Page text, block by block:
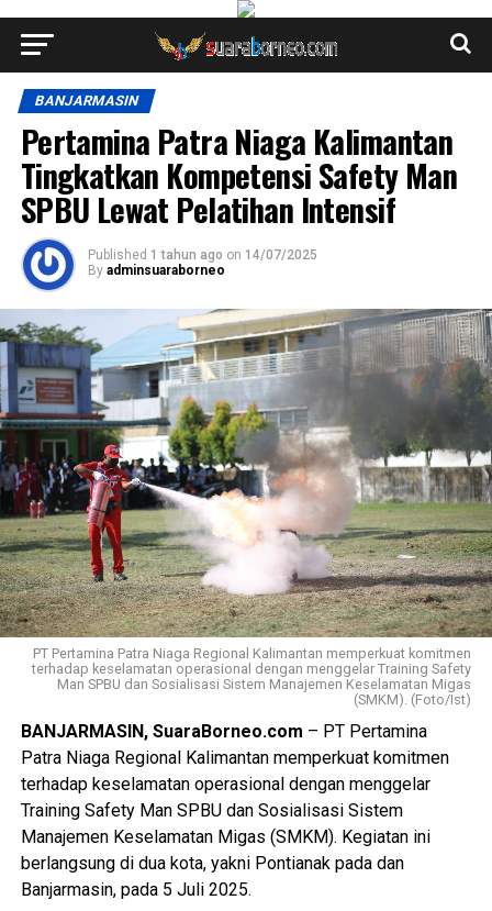
BANJARMASIN
Pertamina Patra Niaga Kalimantan
Tingkatkan Kompetensi Safety Man
SPBU Lewat Pelatihan Intensif
Published 1 tahun ago on 14/07/2025
By adminsuaraborneo
PT Pertamina Patra Niaga Regional Kalimantan memperkuat komitmen
terhadap keselamatan operasional dengan menggelar Training Safety
Man SPBU dan Sosialisasi Sistem Manajemen Keselamatan Migas
(SMKM). (Foto/Ist)
BANJARMASIN, SuaraBorneo.com – PT Pertamina
Patra Niaga Regional Kalimantan memperkuat komitmen
terhadap keselamatan operasional dengan menggelar
Training Safety Man SPBU dan Sosialisasi Sistem
Manajemen Keselamatan Migas (SMKM). Kegiatan ini
berlangsung di dua kota, yakni Pontianak pada dan
Banjarmasin, pada 5 Juli 2025.